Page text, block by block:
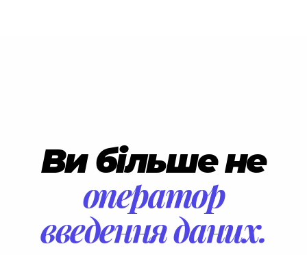
Ви більше не
оператор
введення даних.